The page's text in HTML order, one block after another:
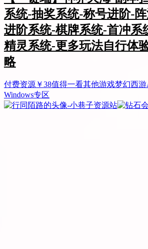
系统-抽奖系统-称号进阶-
进阶系统-棋牌系统-首冲系
精灵系统-更多玩法自行体
略
付费资源 ￥38值得一看其他游戏梦幻西游
Windows专区